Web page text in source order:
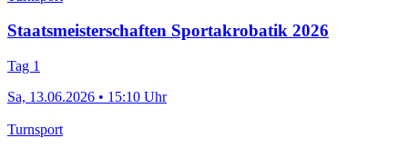
Staatsmeisterschaften Sportakrobatik 2026
Tag 1
Sa, 13.06.2026 • 15:10 Uhr
Turnsport